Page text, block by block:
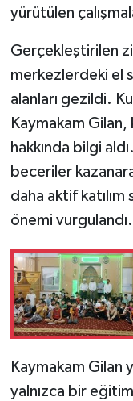
yürütülen
Gerçekleştirilen
merkezlerdeki el
alanları gezildi.
Kaymakam Gilan,
hakkında bilgi
beceriler
daha aktif katılım
önemi vurgulandı.
Kaymakam Gilan
yalnızca bir